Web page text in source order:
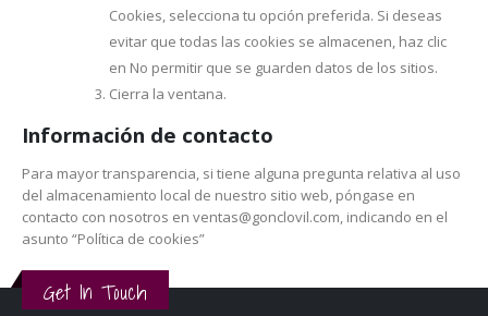
Cookies, selecciona tu opción preferida. Si deseas
evitar que todas las cookies se almacenen, haz clic
en No permitir que se guarden datos de los sitios.
Cierra la ventana.
Información de contacto
Para mayor transparencia, si tiene alguna pregunta relativa al uso
del almacenamiento local de nuestro sitio web, póngase en
contacto con nosotros en ventas@gonclovil.com, indicando en el
asunto “Política de cookies”
Get In Touch